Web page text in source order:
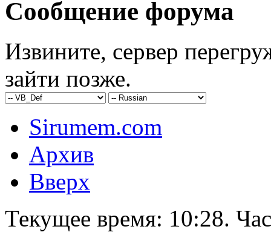
Сообщение форума
Извините, сервер
зайти позже.
Sirumem.com
Архив
Вверх
Текущее время: 10:28.